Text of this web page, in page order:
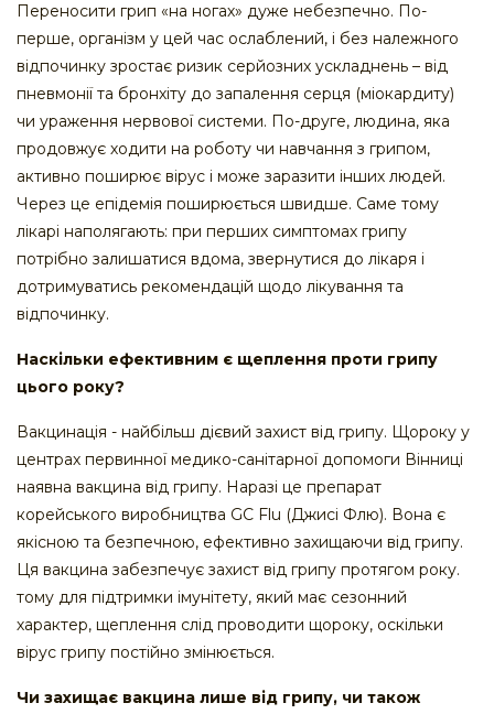
Переносити грип «на ногах» дуже небезпечно. По-
перше, організм у цей час ослаблений, і без належного
відпочинку зростає ризик серйозних ускладнень – від
пневмонії та бронхіту до запалення серця (міокардиту)
чи ураження нервової системи. По-друге, людина, яка
продовжує ходити на роботу чи навчання з грипом,
активно поширює вірус і може заразити інших людей.
Через це епідемія поширюється швидше. Саме тому
лікарі наполягають: при перших симптомах грипу
потрібно залишатися вдома, звернутися до лікаря і
дотримуватись рекомендацій щодо лікування та
відпочинку.
Наскільки ефективним є щеплення проти грипу
цього року?
Вакцинація - найбільш дієвий захист від грипу. Щороку у
центрах первинної медико-санітарної допомоги Вінниці
наявна вакцина від грипу. Наразі це препарат
корейського виробництва GC Flu (Джисі Флю). Вона є
якісною та безпечною, ефективно захищаючи від грипу.
Ця вакцина забезпечує захист від грипу протягом року.
тому для підтримки імунітету, який має сезонний
характер, щеплення слід проводити щороку, оскільки
вірус грипу постійно змінюється.
Чи захищає вакцина лише від грипу, чи також